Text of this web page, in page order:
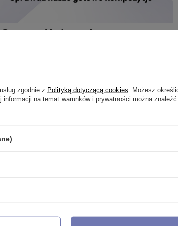
Szczególnie polecamy
srebrny
zgodnie z Polityką dotyczącą cookies . Możesz
na temat warunków i prywatności można